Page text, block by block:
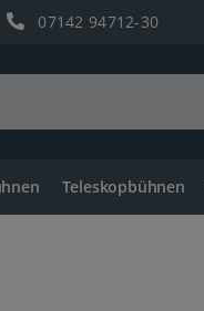
07142 94712-30
Teleskopbühnen